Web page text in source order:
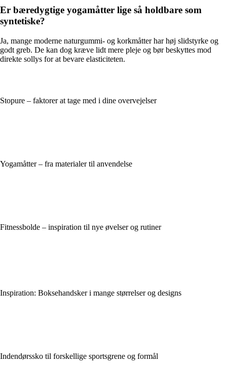
Er bæredygtige yogamåtter lige så holdbare som
syntetiske?
Ja, mange moderne naturgummi- og korkmåtter har høj slidstyrke og
godt greb. De kan dog kræve lidt mere pleje og bør beskyttes mod
direkte sollys for at bevare elasticiteten.
Stopure – faktorer at tage med i dine overvejelser
Yogamåtter – fra materialer til anvendelse
Fitnessbolde – inspiration til nye øvelser og rutiner
Inspiration: Boksehandsker i mange størrelser og designs
Indendørssko til forskellige sportsgrene og formål